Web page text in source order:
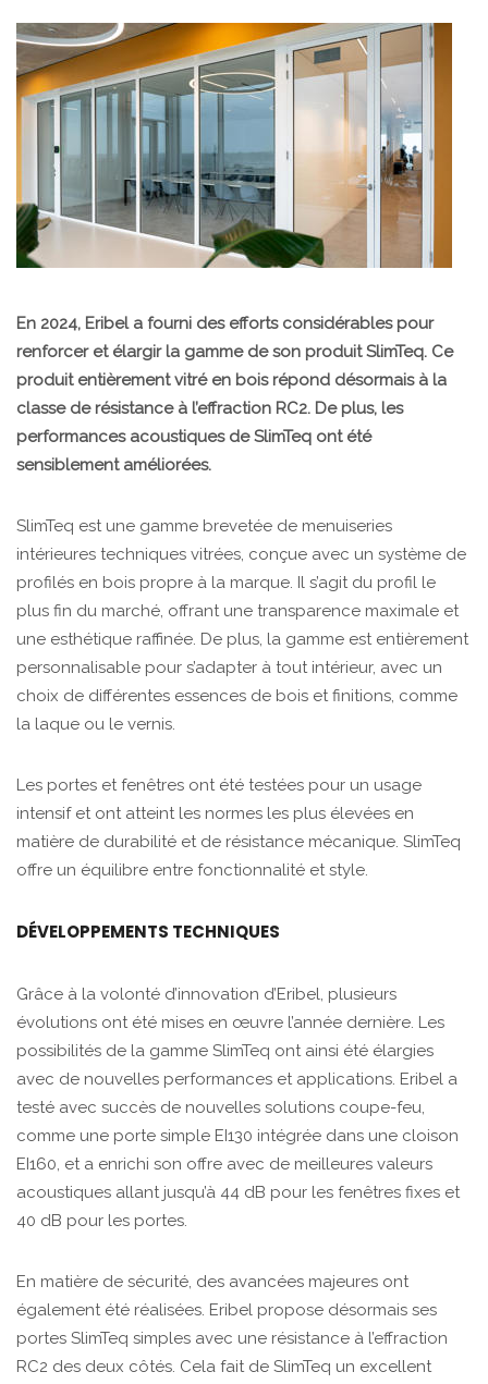
En 2024, Eribel a fourni des efforts considérables pour
renforcer et élargir la gamme de son produit SlimTeq. Ce
produit entièrement vitré en bois répond désormais à la
classe de résistance à l’effraction RC2. De plus, les
performances acoustiques de SlimTeq ont été
sensiblement améliorées.
SlimTeq est une gamme brevetée de menuiseries
intérieures techniques vitrées, conçue avec un système de
profilés en bois propre à la marque. Il s’agit du profil le
plus fin du marché, offrant une transparence maximale et
une esthétique raffinée. De plus, la gamme est entièrement
personnalisable pour s’adapter à tout intérieur, avec un
choix de différentes essences de bois et finitions, comme
la laque ou le vernis.
Les portes et fenêtres ont été testées pour un usage
intensif et ont atteint les normes les plus élevées en
matière de durabilité et de résistance mécanique. SlimTeq
offre un équilibre entre fonctionnalité et style.
DÉVELOPPEMENTS TECHNIQUES
Grâce à la volonté d’innovation d’Eribel, plusieurs
évolutions ont été mises en œuvre l’année dernière. Les
possibilités de la gamme SlimTeq ont ainsi été élargies
avec de nouvelles performances et applications. Eribel a
testé avec succès de nouvelles solutions coupe-feu,
comme une porte simple EI130 intégrée dans une cloison
EI160, et a enrichi son offre avec de meilleures valeurs
acoustiques allant jusqu’à 44 dB pour les fenêtres fixes et
40 dB pour les portes.
En matière de sécurité, des avancées majeures ont
également été réalisées. Eribel propose désormais ses
portes SlimTeq simples avec une résistance à l’effraction
RC2 des deux côtés. Cela fait de SlimTeq un excellent